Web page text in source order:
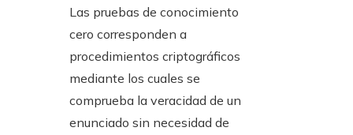
Las pruebas de conocimiento
cero corresponden a
procedimientos criptográficos
mediante los cuales se
comprueba la veracidad de un
enunciado sin necesidad de